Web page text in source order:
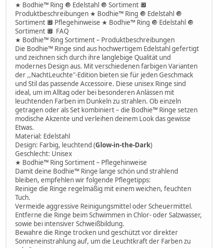
★ Bodhie™ Ring 🔘 Edelstahl 🔘 Sortiment 🔲
Produktbeschreibungen ★ Bodhie™ Ring 🔘 Edelstahl 🔘
Sortiment 🔲 Pflegehinweise ★ Bodhie™ Ring 🔘 Edelstahl 🔘
Sortiment 🔲 FAQ
★ Bodhie™ Ring Sortiment – Produktbeschreibungen
Die Bodhie™ Ringe sind aus hochwertigem Edelstahl gefertigt
und zeichnen sich durch ihre langlebige Qualität und
modernes Design aus. Mit verschiedenen farbigen Varianten
der ,,NachtLeuchte"-Edition bieten sie für jeden Geschmack
und Stil das passende Accessoire. Diese unisex Ringe sind
ideal, um im Alltag oder bei besonderen Anlässen mit
leuchtenden Farben im Dunkeln zu strahlen. Ob einzeln
getragen oder als Set kombiniert – die Bodhie™ Ringe setzen
modische Akzente und verleihen deinem Look das gewisse
Etwas.
Material: Edelstahl
Design: Farbig, leuchtend (Glow-in-the-Dark)
Geschlecht: Unisex
★ Bodhie™ Ring Sortiment – Pflegehinweise
Damit deine Bodhie™ Ringe lange schön und strahlend
bleiben, empfehlen wir folgende Pflegetipps:
Reinige die Ringe regelmäßig mit einem weichen, feuchten
Tuch.
Vermeide aggressive Reinigungsmittel oder Scheuermittel.
Entferne die Ringe beim Schwimmen in Chlor- oder Salzwasser,
sowie bei intensiver Schweißbildung.
Bewahre die Ringe trocken und geschützt vor direkter
Sonneneinstrahlung auf, um die Leuchtkraft der Farben zu